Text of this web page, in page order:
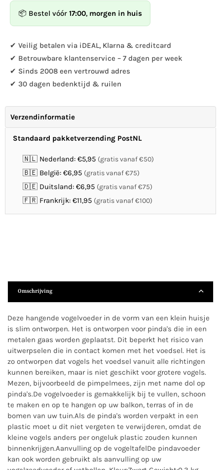
Garden
-
Voederhuisje
voor
Pinda’s
Garden
-
Voederhuisje
Pinda’s
📦 Bestel vóór 17:00, morgen in huis
✔ Veilig betalen via iDEAL, Klarna & creditcard
✔ Betrouwbare klantenservice – 7 dagen per week
✔ Sinds 2008 een vertrouwd adres
✔ 30 dagen bedenktijd & ruilen
Verzendinformatie
Standaard pakketverzending PostNL
🇳🇱 Nederland: €5,95 (gratis vanaf €50)
🇧🇪 België: €6,95 (gratis vanaf €75)
🇩🇪 Duitsland: €6,95 (gratis vanaf €75)
🇫🇷 Frankrijk: €11,95 (gratis vanaf €100)
Omschrijving
Deze hangende vogelvoeder in de vorm van een klein huisje
is slim ontworpen. Het is ontworpen voor pinda's die in een
metalen gaas worden geplaatst. Dit beperkt het risico van
uitwerpselen die in contact komen met het voedsel. Het is
zo ontworpen dat vogels het voedsel vanuit alle richtingen
kunnen bereiken, maar is niet geschikt voor grotere vogels.
Mezen, bijvoorbeeld de pimpelmees, zijn met name dol op
pinda's.De vogelvoeder is gemakkelijk bij te vullen, schoon
te maken en op te hangen op uw balkon, terras of in de
bomen van uw tuin.Als de pinda's worden verpakt in een
plastic moet u dit niet vergeten te verwijderen, omdat de
kleine vogels anders per ongeluk plastic zouden kunnen
binnenkrijgen.Aanvulling op de vogeltafelDe pindavoeder
kan ook worden gebruikt als aanvulling op uw